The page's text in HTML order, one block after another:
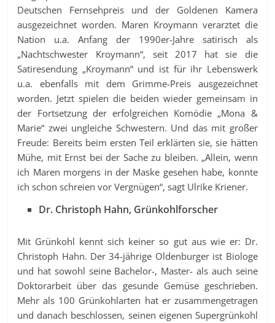
Deutschen Fernsehpreis und der Goldenen Kamera
ausgezeichnet worden. Maren Kroymann verarztet die
Nation u.a. Anfang der 1990er-Jahre satirisch als
„Nachtschwester Kroymann“, seit 2017 hat sie die
Satiresendung „Kroymann“ und ist für ihr Lebenswerk
u.a. ebenfalls mit dem Grimme-Preis ausgezeichnet
worden. Jetzt spielen die beiden wieder gemeinsam in
der Fortsetzung der erfolgreichen Komödie „Mona &
Marie“ zwei ungleiche Schwestern. Und das mit großer
Freude: Bereits beim ersten Teil erklärten sie, sie hätten
Mühe, mit Ernst bei der Sache zu bleiben. „Allein, wenn
ich Maren morgens in der Maske gesehen habe, konnte
ich schon schreien vor Vergnügen“, sagt Ulrike Kriener.
Dr. Christoph Hahn, Grünkohlforscher
Mit Grünkohl kennt sich keiner so gut aus wie er: Dr.
Christoph Hahn. Der 34-jährige Oldenburger ist Biologe
und hat sowohl seine Bachelor-, Master- als auch seine
Doktorarbeit über das gesunde Gemüse geschrieben.
Mehr als 100 Grünkohlarten hat er zusammengetragen
und danach beschlossen, seinen eigenen Supergrünkohl